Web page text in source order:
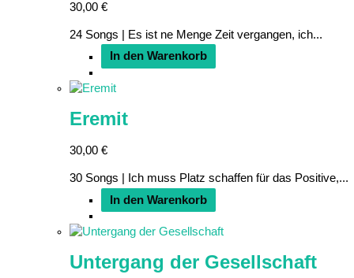
30,00 €
24 Songs | Es ist ne Menge Zeit vergangen, ich...
In den Warenkorb
Eremit
30,00 €
30 Songs | Ich muss Platz schaffen für das Positive,...
In den Warenkorb
Untergang der Gesellschaft